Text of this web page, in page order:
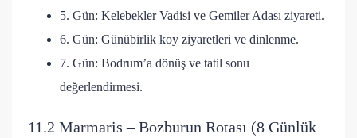
5. Gün: Kelebekler Vadisi ve Gemiler Adası ziyareti.
6. Gün: Günübirlik koy ziyaretleri ve dinlenme.
7. Gün: Bodrum’a dönüş ve tatil sonu
değerlendirmesi.
11.2 Marmaris – Bozburun Rotası (8 Günlük